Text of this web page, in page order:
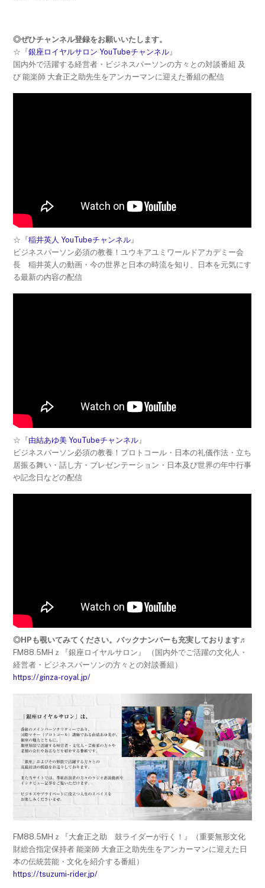
◎ぜひチャンネル登録をお願いいたします。
☆『銀座ロイヤルサロン YouTubeチャンネル』
国内外で活躍する経営者・ビジネスパーソンの方々との対談番組 及
び 能楽師 大倉正之助先生をアンカーマンに迎えた番組の配信
☆『稲井英人 YouTubeチャンネル 』
ビジネスパーソン必須の教養！ユウキアユミワールドアカデミー会
長 稲井英人の動画・今の世界と日本の時流を知り、日本を元気にす
る最新の内容の配信
☆『由結あゆ美 YouTubeチャンネル 』
ビジネスパーソン必須の教養！プロトコール・日本の礼儀作法・立ち
居振る舞い・話し方・プレゼンテーション・日本及び世界の年中行事
や記念日などの配信
◎HPも覗いてみてください。バックナンバーも充実しております♬
FM88.5MHｚ『銀座ロイヤルサロン』 （国内外でご活躍の文化人・
経営者・ビジネスパーソンの方々との対談番組）
https://ginza-royal.jp/
FM88.5MHｚ『大倉正之助 鼓ライダーが行く！』（重要無形文化
財総合指定保持者 能楽師 大倉正之助先生をアンカーマンに迎えた日
本の伝統芸能・文化を紹介する番組）
https://tsuzumi-rider.jp/